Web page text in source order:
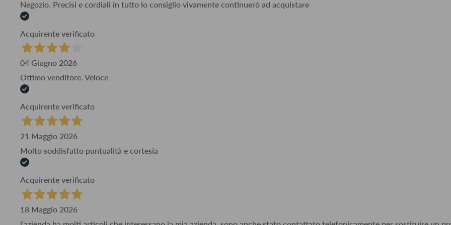
Negozio. Precisi e cordiali in tutto lo consiglio vivamente continuerò ad acquistare
Acquirente verificato
04 Giugno 2026
Ottimo venditore. Veloce
Acquirente verificato
21 Maggio 2026
Molto soddisfatto puntualità e cortesia
Acquirente verificato
18 Maggio 2026